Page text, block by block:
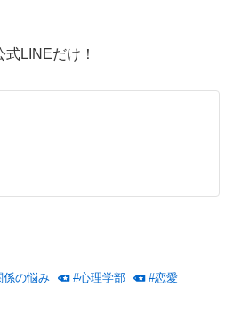
LINEだけ！
係の悩み #心理学部 #恋愛